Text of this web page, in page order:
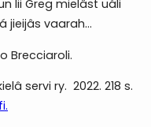
lii Greg mielâst uáli
jieijâs vaarah…
Brecciaroli.
servi ry. 2022. 218 s.